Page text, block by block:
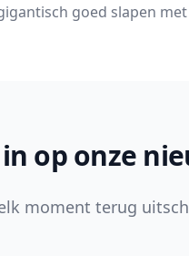
goed slapen
op onze
moment terug